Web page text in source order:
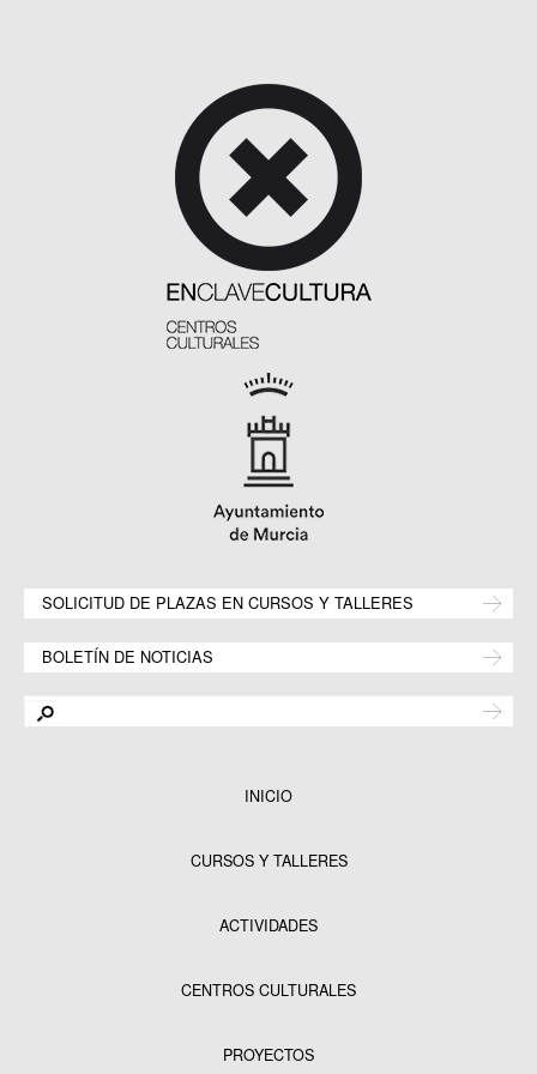
SOLICITUD DE PLAZAS EN CURSOS Y TALLERES
BOLETÍN DE NOTICIAS
INICIO
CURSOS Y TALLERES
ACTIVIDADES
CENTROS CULTURALES
PROYECTOS